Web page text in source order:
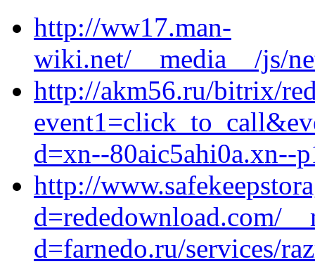
http://ww17.man-
wiki.net/__media__/js/
http://akm56.ru/bitrix/
d=xn--80aic5ahi0a.xn--
http://
d=rededownload.com/
d=farnedo.ru/services/